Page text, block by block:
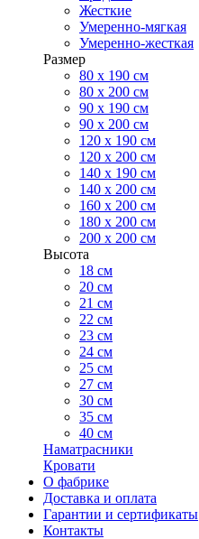
Жесткие
Умеренно-мягкая
Умеренно-жесткая
Размер
80 х 190 см
80 х 200 см
90 х 190 см
90 х 200 см
120 х 190 см
120 х 200 см
140 х 190 см
140 х 200 см
160 х 200 см
180 х 200 см
200 х 200 см
Высота
18 см
20 см
21 см
22 см
23 см
24 см
25 см
27 см
30 см
35 см
40 см
Наматрасники
Кровати
О фабрике
Доставка и оплата
Гарантии и сертификаты
Контакты